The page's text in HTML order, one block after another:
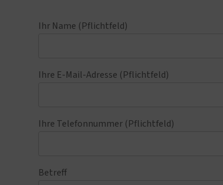
Ihr Name (Pflichtfeld)
Ihre E-Mail-Adresse (Pflichtfeld)
Ihre Telefonnummer (Pflichtfeld)
Betreff